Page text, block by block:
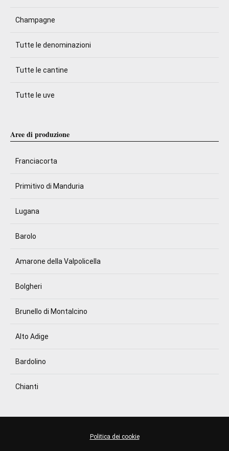
Champagne
Tutte le denominazioni
Tutte le cantine
Tutte le uve
Aree di produzione
Franciacorta
Primitivo di Manduria
Lugana
Barolo
Amarone della Valpolicella
Bolgheri
Brunello di Montalcino
Alto Adige
Bardolino
Chianti
Politica dei cookie